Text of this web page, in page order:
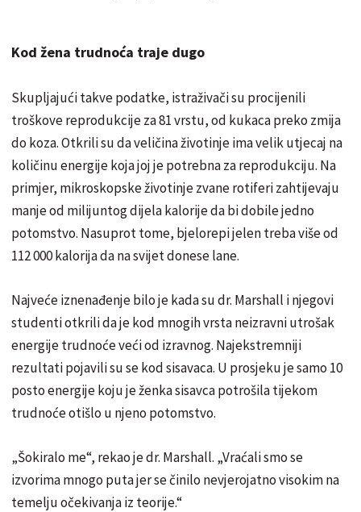
Kod žena trudnoća traje dugo
Skupljajući takve podatke, istraživači su procijenili
troškove reprodukcije za 81 vrstu, od kukaca preko zmija
do koza. Otkrili su da veličina životinje ima velik utjecaj na
količinu energije koja joj je potrebna za reprodukciju. Na
primjer, mikroskopske životinje zvane rotiferi zahtijevaju
manje od milijuntog dijela kalorije da bi dobile jedno
potomstvo. Nasuprot tome, bjelorepi jelen treba više od
112 000 kalorija da na svijet donese lane.
Najveće iznenađenje bilo je kada su dr. Marshall i njegovi
studenti otkrili da je kod mnogih vrsta neizravni utrošak
energije trudnoće veći od izravnog. Najekstremniji
rezultati pojavili su se kod sisavaca. U prosjeku je samo 10
posto energije koju je ženka sisavca potrošila tijekom
trudnoće otišlo u njeno potomstvo.
„Šokiralo me“, rekao je dr. Marshall. „Vraćali smo se
izvorima mnogo puta jer se činilo nevjerojatno visokim na
temelju očekivanja iz teorije.“